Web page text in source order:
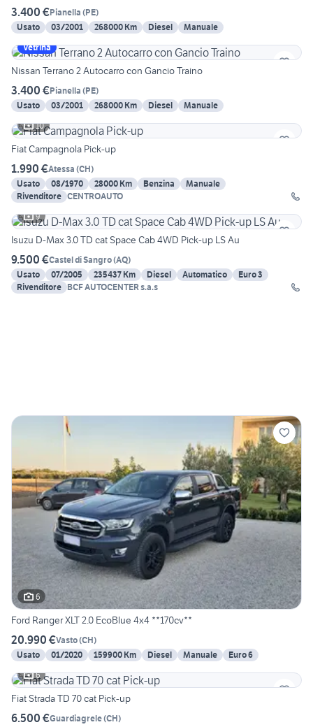
3.400 €Pianella (PE)
Usato
03/2001 268000 Km Diesel
Manuale
Vetrina
Nissan Terrano 2 Autocarro con Gancio Traino
3.400 €Pianella (PE)
Usato
03/2001 268000 Km Diesel
Manuale
10
Fiat Campagnola Pick-up
1.990 €Atessa (CH)
Usato
08/1970 28000 Km Benzina
Manuale
Rivenditore CENTROAUTO
9
Isuzu D-Max 3.0 TD cat Space Cab 4WD Pick-up LS Au
9.500 €Castel di Sangro(AQ)
Usato
07/2005 235437 Km Diesel Automatico
Euro 3
Rivenditore BCF AUTOCENTER s.a.s
6
Ford Ranger XLT 2.0 EcoBlue 4x4 **170cv**
20.990 €Vasto(CH)
Usato
01/2020 159900 Km Diesel Manuale
Euro 6
6
Fiat Strada TD 70 cat Pick-up
6.500 €Guardiagrele(CH)